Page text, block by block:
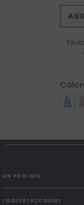
UN PÒ DI NOI
I NOSTRI ACCESORI